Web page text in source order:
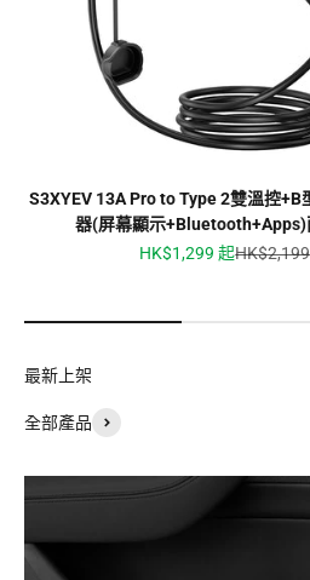
S3XYEV 13A Pro to Type 2雙溫控+B
器(屏幕顯示+Bluetooth+Apps)
促銷價
HK$1,299 起原價
HK$2,199
最新上架
全部產品